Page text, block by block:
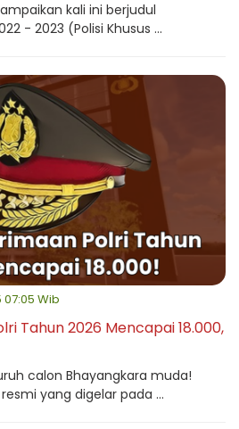
kali ini berjudul
- 2023 (Polisi Khusus ...
Wib
Tahun 2026 Mencapai 18.000,
calon Bhayangkara muda!
yang digelar pada ...